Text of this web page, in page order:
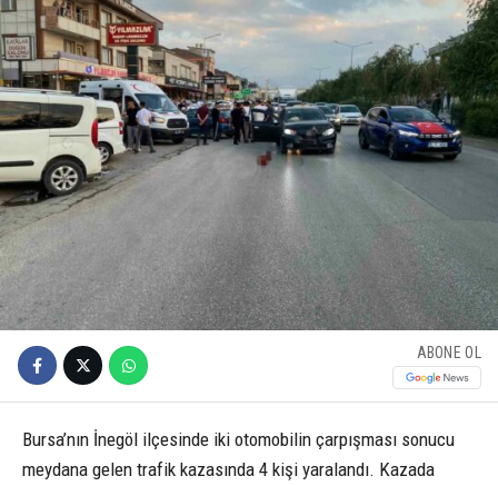
ABONE OL
Bursa’nın İnegöl ilçesinde iki otomobilin çarpışması sonucu
meydana gelen trafik kazasında 4 kişi yaralandı. Kazada